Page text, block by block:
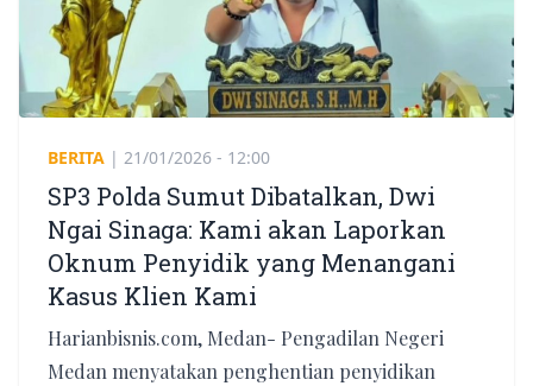
BERITA | 21/01/2026 - 12:00
SP3 Polda Sumut Dibatalkan, Dwi
Ngai Sinaga: Kami akan Laporkan
Oknum Penyidik yang Menangani
Kasus Klien Kami
Harianbisnis.com, Medan- Pengadilan Negeri
Medan menyatakan penghentian penyidikan